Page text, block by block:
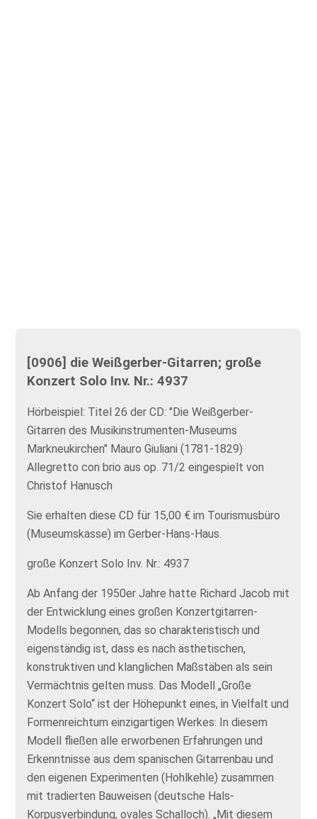
[0906] die Weißgerber-Gitarren; große
Konzert Solo Inv. Nr.: 4937
Hörbeispiel: Titel 26 der CD: "Die Weißgerber-
Gitarren des Musikinstrumenten-Museums
Markneukirchen" Mauro Giuliani (1781-1829)
Allegretto con brio aus op. 71/2 eingespielt von
Christof Hanusch
Sie erhalten diese CD für 15,00 € im Tourismusbüro
(Museumskasse) im Gerber-Hans-Haus.
große Konzert Solo Inv. Nr.: 4937
Ab Anfang der 1950er Jahre hatte Richard Jacob mit
der Entwicklung eines großen Konzertgitarren-
Modells begonnen, das so charakteristisch und
eigenständig ist, dass es nach ästhetischen,
konstruktiven und klanglichen Maßstäben als sein
Vermächtnis gelten muss. Das Modell „Große
Konzert Solo“ ist der Höhepunkt eines, in Vielfalt und
Formenreichtum einzigartigen Werkes: In diesem
Modell fließen alle erworbenen Erfahrungen und
Erkenntnisse aus dem spanischen Gitarrenbau und
den eigenen Experimenten (Hohlkehle) zusammen
mit tradierten Bauweisen (deutsche Hals-
Korpusverbindung, ovales Schalloch). „Mit diesem